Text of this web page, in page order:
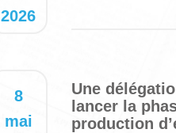
2026
8
mai
Une
lancer la
production